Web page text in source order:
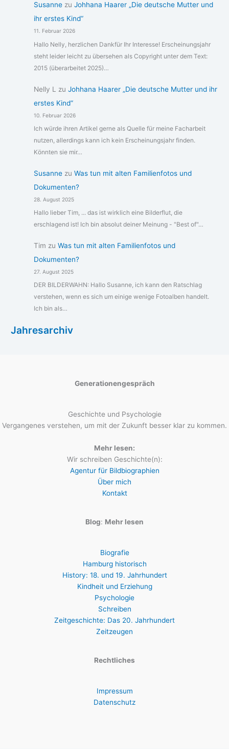
Susannezu Johhana Haarer „Die deutsche Mutter und
ihr erstes Kind“
11. Februar 2026
Hallo Nelly, herzlichen Dankfür Ihr Interesse! Erscheinungsjahr
steht leider leicht zu übersehen als Copyright unter dem Text:
2015 (überarbeitet 2025)…
Nelly L zu Johhana Haarer „Die deutsche Mutter und ihr
erstes Kind“
10. Februar 2026
Ich würde ihren Artikel gerne als Quelle für meine Facharbeit
nutzen, allerdings kann ich kein Erscheinungsjahr finden.
Könnten sie mir…
Susannezu Was tun mit alten Familienfotos und
Dokumenten?
28. August 2025
Hallo lieber Tim, ... das ist wirklich eine Bilderflut, die
erschlagend ist! Ich bin absolut deiner Meinung - "Best of"…
Tim zu Was tun mit alten Familienfotos und
Dokumenten?
27. August 2025
DER BILDERWAHN: Hallo Susanne, ich kann den Ratschlag
verstehen, wenn es sich um einige wenige Fotoalben handelt.
Ich bin als…
Jahresarchiv
Generationengespräch
Geschichte und Psychologie
Vergangenes verstehen, um mit der Zukunft besser klar zu kommen.
Mehr lesen:
Wir schreiben Geschichte(n):
Agentur für Bildbiographien
Über mich
Kontakt
Blog: Mehr lesen
Biografie
Hamburg historisch
History: 18. und 19. Jahrhundert
Kindheit und Erziehung
Psychologie
Schreiben
Zeitgeschichte: Das 20. Jahrhundert
Zeitzeugen
Rechtliches
Impressum
Datenschutz